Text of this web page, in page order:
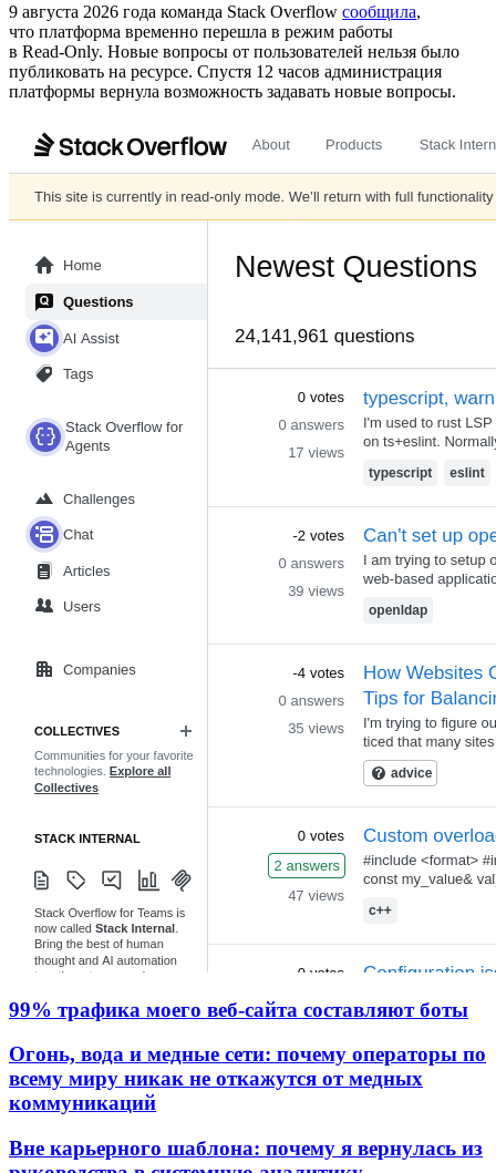
9 августа 2026 года команда Stack Overflow сообщила,
что платформа временно перешла в режим работы
в Read‑Only. Новые вопросы от пользователей нельзя было
публиковать на ресурсе. Спустя 12 часов администрация
платформы вернула возможность задавать новые вопросы.
99% трафика моего веб‑сайта составляют боты
Огонь, вода и медные сети: почему операторы по
всему миру никак не откажутся от медных
коммуникаций
Вне карьерного шаблона: почему я вернулась из